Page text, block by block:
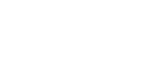
verzonden